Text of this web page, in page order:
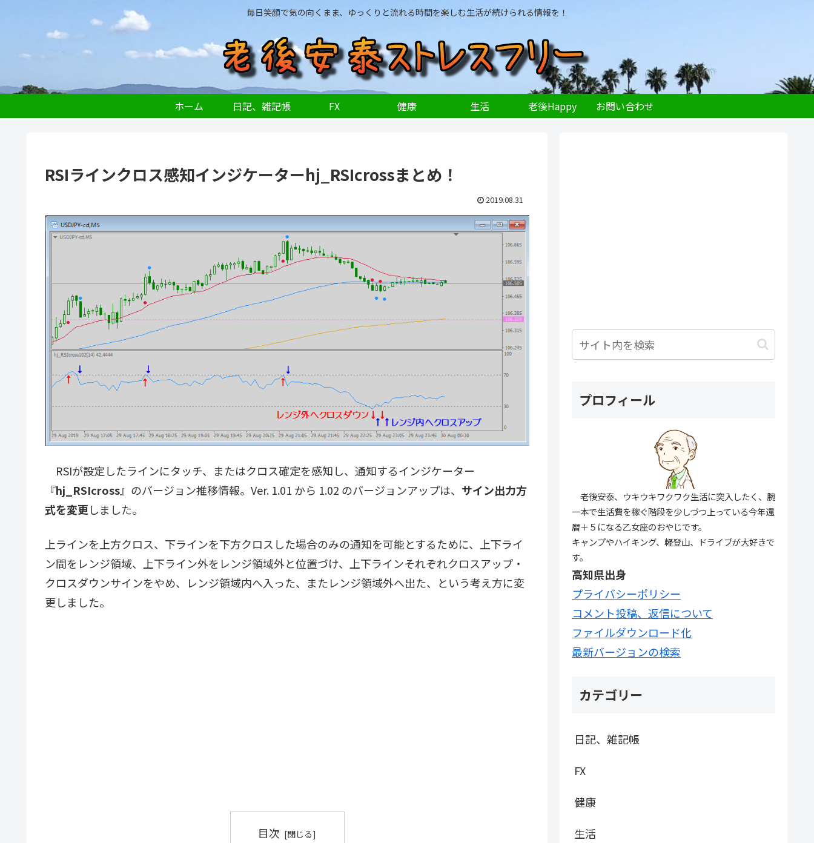
毎日笑顔で気の向くまま、ゆっくりと流れる時間を楽しむ生活が続けられる情報を！
ホーム 日記、雑記帳 FX 健康 生活 老後Happy お問い合わせ
RSIラインクロス感知インジケーターhj_RSIcrossまとめ！
2019.08.31
RSIが設定したラインにタッチ、またはクロス確定を感知し、通知するインジケーター
『hj_RSIcross』のバージョン推移情報。Ver. 1.01 から 1.02 のバージョンアップは、 サイン出力方
式を変更しました。
上ラインを上方クロス、下ラインを下方クロスした場合のみの通知を可能とするために、上下ライ
ン間をレンジ領域、上下ライン外をレンジ領域外と位置づけ、上下ラインそれぞれクロスアップ・
クロスダウンサインをやめ、レンジ領域内へ入った、またレンジ領域外へ出た、という考え方に変
更しました。
目次
プロフィール
老後安泰、ウキウキワクワク生活に突入したく、腕
一本で生活費を稼ぐ階段を少しづつ上っている今年還
暦＋５になる乙女座のおやじです。
キャンプやハイキング、軽登山、ドライブが大好きで
す。
高知県出身
プライバシーポリシー
コメント投稿、返信について
ファイルダウンロード化
最新バージョンの検索
カテゴリー
日記、雑記帳
FX
健康
生活